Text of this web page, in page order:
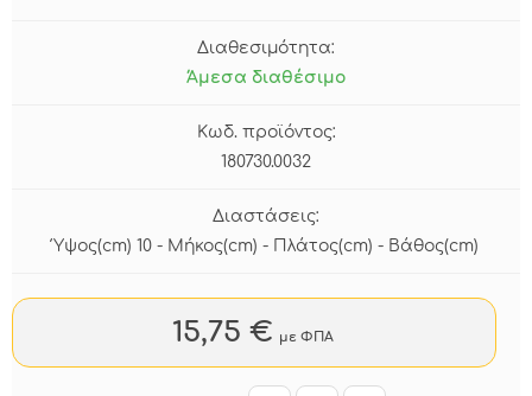
Διαθεσιμότητα:
Άμεσα διαθέσιμο
Κωδ. προϊόντος:
180730.0032
Διαστάσεις:
Ύψος(cm) 10 - Μήκος(cm) - Πλάτος(cm) - Βάθος(cm)
15,75 € με ΦΠΑ